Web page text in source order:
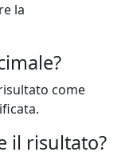
la
come
il risultato?